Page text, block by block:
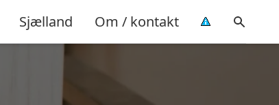
Sjælland Om / kontakt